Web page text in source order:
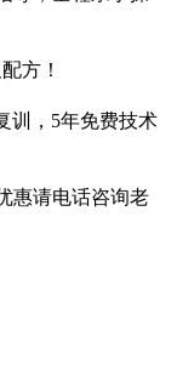
方！
训，5年免费技术
惠请电话咨询老